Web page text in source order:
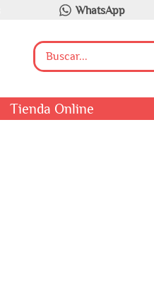
WhatsApp
Tienda Online